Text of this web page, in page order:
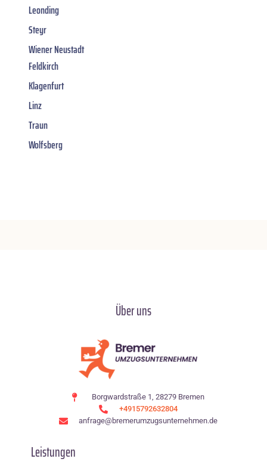
Leonding
Steyr
Wiener Neustadt
Feldkirch
Klagenfurt
Linz
Traun
Wolfsberg
Über uns
Borgwardstraße 1, 28279 Bremen
+4915792632804
anfrage@bremerumzugsunternehmen.de
Leistungen